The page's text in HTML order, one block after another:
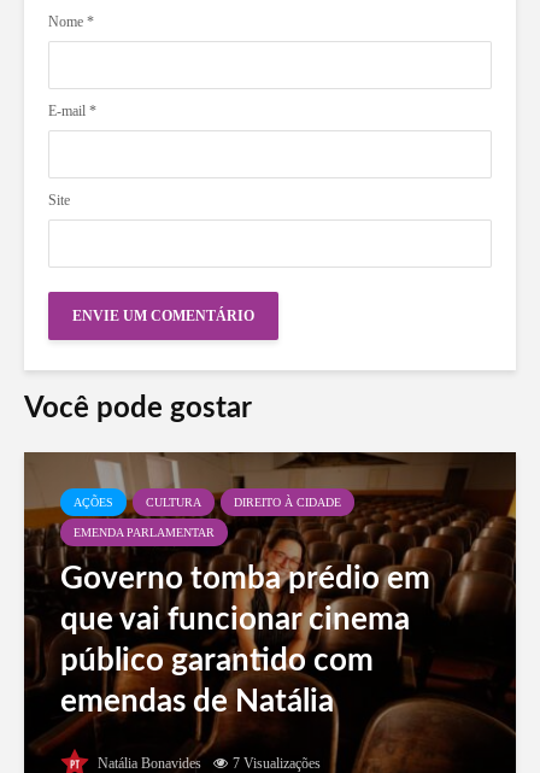
Nome *
E-mail *
Site
Você pode gostar
AÇÕES CULTURA DIREITO À CIDADE
EMENDA PARLAMENTAR
Governo tomba prédio em
que vai funcionar cinema
público garantido com
emendas de Natália
Bonavides
Natália Bonavides 7 Visualizações